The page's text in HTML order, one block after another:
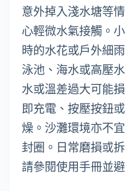
意外掉入淺水塘等
心輕微水氣接觸。
時的水花或戶外細
泳池、海水或高壓
水或溫差過大可能
即充電、按壓按鈕
燥。沙灘環境亦不
封圈。日常磨損或
請參閱使用手冊並